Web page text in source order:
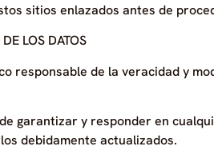
sitios enlazados antes de
LOS DATOS
responsable de la veracidad y
garantizar y responder en
debidamente actualizados.